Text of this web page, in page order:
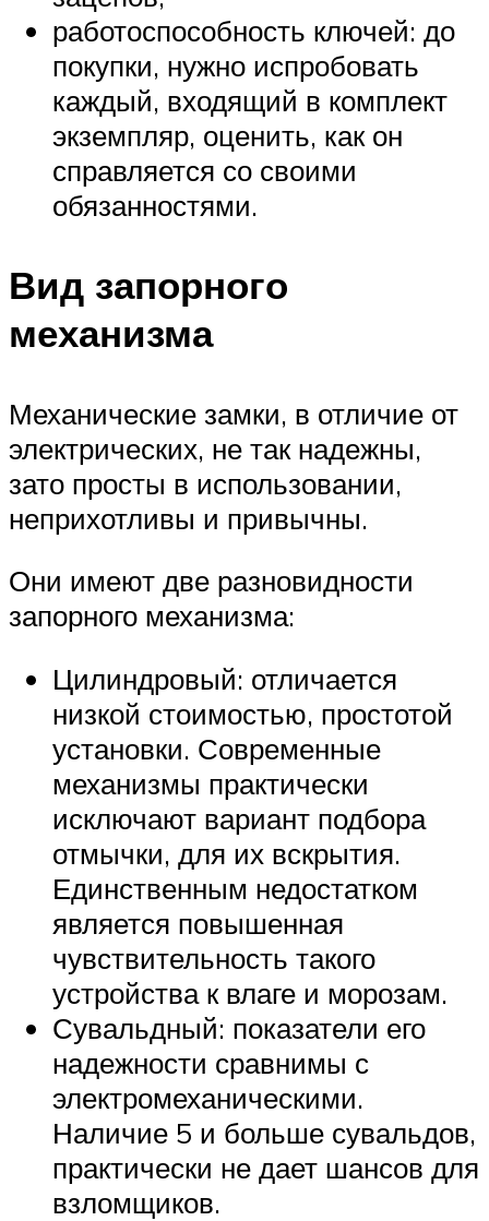
работоспособность ключей: до
покупки, нужно испробовать
каждый, входящий в комплект
экземпляр, оценить, как он
справляется со своими
обязанностями.
Вид запорного
механизма
Механические замки, в отличие от
электрических, не так надежны,
зато просты в использовании,
неприхотливы и привычны.
Они имеют две разновидности
запорного механизма:
Цилиндровый: отличается
низкой стоимостью, простотой
установки. Современные
механизмы практически
исключают вариант подбора
отмычки, для их вскрытия.
Единственным недостатком
является повышенная
чувствительность такого
устройства к влаге и морозам.
Сувальдный: показатели его
надежности сравнимы с
электромеханическими.
Наличие 5 и больше сувальдов,
практически не дает шансов для
взломщиков.